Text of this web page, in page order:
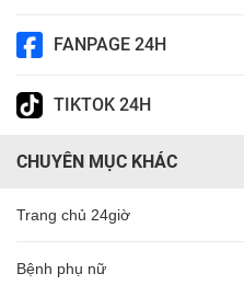
FANPAGE 24H
TIKTOK 24H
CHUYÊN MỤC KHÁC
Trang chủ 24giờ
Bệnh phụ nữ